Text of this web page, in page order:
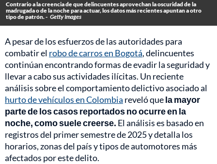
Contrario a la creencia de que delincuentes aprovechan la oscuridad de la
madrugada o de la noche para actuar, los datos más recientes apuntan a otro
tipo de patrón. - Getty Images
A pesar de los esfuerzos de las autoridades para
combatir el robo de carros en Bogotá, delincuentes
continúan encontrando formas de evadir la seguridad y
llevar a cabo sus actividades ilícitas. Un reciente
análisis sobre el comportamiento delictivo asociado al
hurto de vehículos en Colombia reveló quela mayor
parte de los casos reportados no ocurre en la
noche, como suele creerse. El análisis es basado en
registros del primer semestre de 2025 y detalla los
horarios, zonas del país y tipos de automotores más
afectados por este delito.